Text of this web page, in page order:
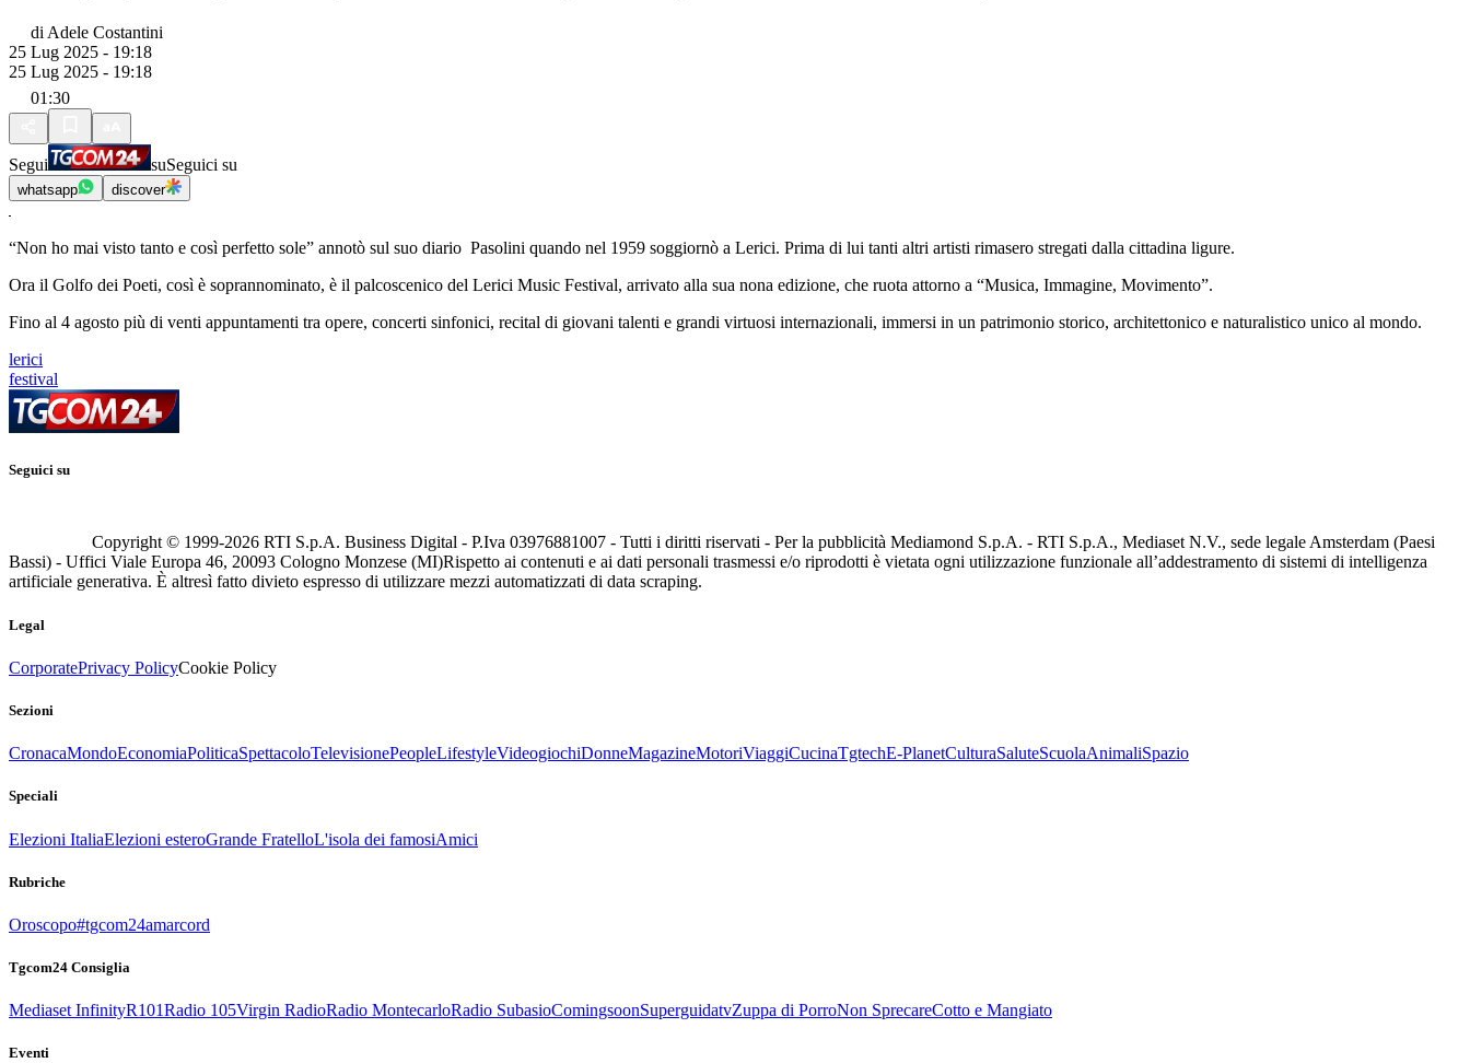
di Adele Costantini
25 Lug 2025 - 19:18
25 Lug 2025 - 19:18
01:30
Segui suSeguici su
whatsapp discover
“Non ho mai visto tanto e così perfetto sole” annotò sul suo diario Pasolini quando nel 1959 soggiornò a Lerici. Prima di lui tanti altri artisti rimasero stregati dalla cittadina ligure.
Ora il Golfo dei Poeti, così è soprannominato, è il palcoscenico del Lerici Music Festival, arrivato alla sua nona edizione, che ruota attorno a “Musica, Immagine, Movimento”.
Fino al 4 agosto più di venti appuntamenti tra opere, concerti sinfonici, recital di giovani talenti e grandi virtuosi internazionali, immersi in un patrimonio storico, architettonico e naturalistico unico al mondo.
lerici
festival
Seguici su
Copyright © 1999-2026 RTI S.p.A. Business Digital - P.Iva 03976881007 - Tutti i diritti riservati - Per la pubblicità Mediamond S.p.A. - RTI S.p.A., Mediaset N.V., sede legale Amsterdam (Paesi
Bassi) - Uffici Viale Europa 46, 20093 Cologno Monzese (MI)Rispetto ai contenuti e ai dati personali trasmessi e/o riprodotti è vietata ogni utilizzazione funzionale all’addestramento di sistemi di intelligenza
artificiale generativa. È altresì fatto divieto espresso di utilizzare mezzi automatizzati di data scraping.
Legal
CorporatePrivacy PolicyCookie Policy
Sezioni
CronacaMondoEconomiaPoliticaSpettacoloTelevisionePeopleLifestyleVideogiochiDonneMagazineMotoriViaggiCucinaTgtechE-PlanetCulturaSaluteScuolaAnimaliSpazio
Speciali
Elezioni ItaliaElezioni esteroGrande FratelloL'isola dei famosiAmici
Rubriche
Oroscopo#tgcom24amarcord
Tgcom24 Consiglia
Mediaset InfinityR101Radio 105Virgin RadioRadio MontecarloRadio SubasioComingsoonSuperguidatvZuppa di PorroNon SprecareCotto e Mangiato
Eventi